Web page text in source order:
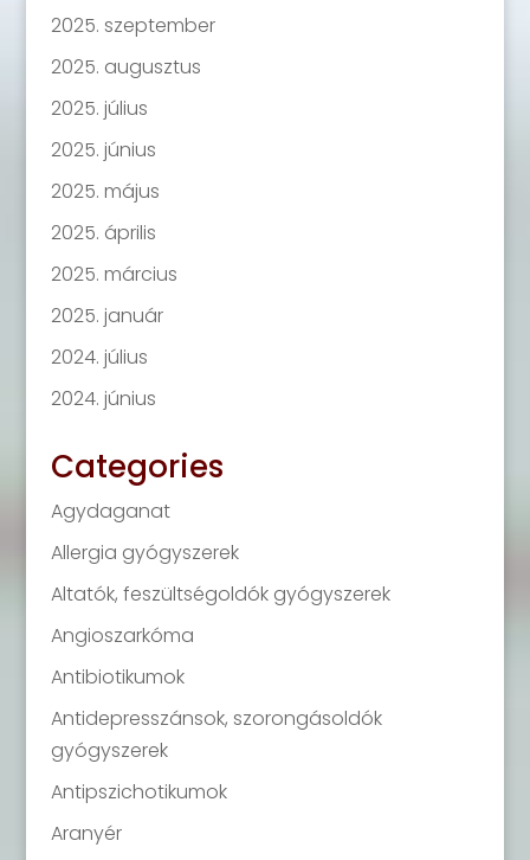
2025. szeptember
2025. augusztus
2025. július
2025. június
2025. május
2025. április
2025. március
2025. január
2024. július
2024. június
Categories
Agydaganat
Allergia gyógyszerek
Altatók, feszültségoldók gyógyszerek
Angioszarkóma
Antibiotikumok
Antidepresszánsok, szorongásoldók
gyógyszerek
Antipszichotikumok
Aranyér